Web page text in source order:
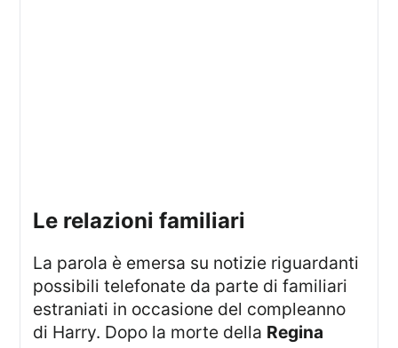
Le relazioni familiari
La parola è emersa su notizie riguardanti
possibili telefonate da parte di familiari
estraniati in occasione del compleanno
di Harry. Dopo la morte della Regina